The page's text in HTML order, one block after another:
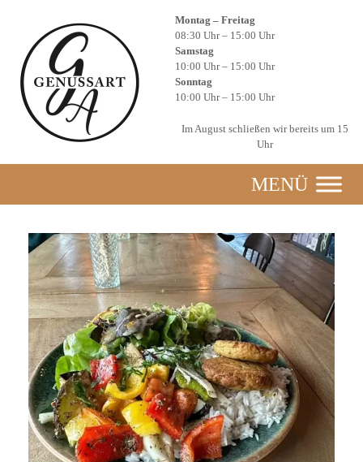
Montag – Freitag
08:30 Uhr – 15:00 Uhr
Samstag
10:00 Uhr – 15:00 Uhr
Sonntag
10:00 Uhr – 15:00 Uhr
Im August schließen wir bereits um 15
Uhr
MENÜ